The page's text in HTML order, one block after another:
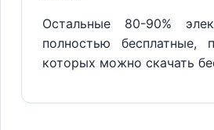
Остальные 80-90%
полностью бесплатные,
которых можно скачать